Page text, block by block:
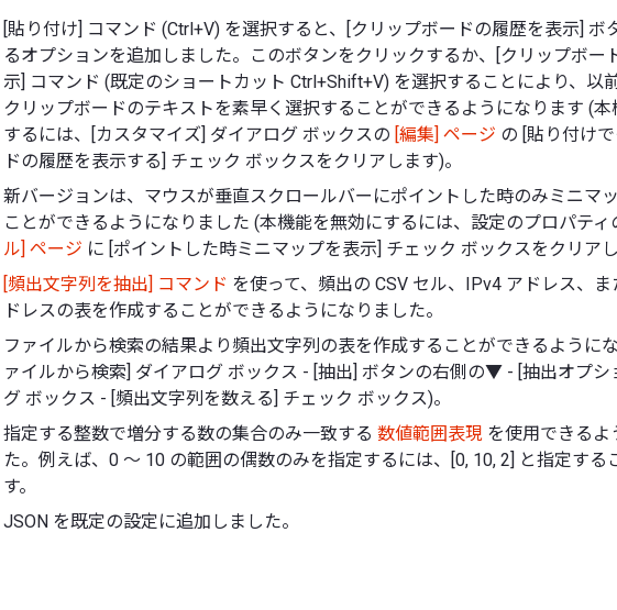
[貼り付け] コマンド (Ctrl+V) を選択すると、[クリップボードの履歴を表示] ボ
るオプションを追加しました。このボタンをクリックするか、[クリップボー
示] コマンド (既定のショートカット Ctrl+Shift+V) を選択することにより、以
クリップボードのテキストを素早く選択することができるようになります (本
するには、[カスタマイズ] ダイアログ ボックスの [編集] ページ の [貼り付け
ドの履歴を表示する] チェック ボックスをクリアします)。
新バージョンは、マウスが垂直スクロールバーにポイントした時のみミニマ
ことができるようになりました (本機能を無効にするには、設定のプロパティ
ル] ページ に [ポイントした時ミニマップを表示] チェック ボックスをクリアし
[頻出文字列を抽出] コマンド を使って、頻出の CSV セル、IPv4 アドレス、
ドレスの表を作成することができるようになりました。
ファイルから検索の結果より頻出文字列の表を作成することができるように
ァイルから検索] ダイアログ ボックス - [抽出] ボタンの右側の▼ - [抽出オプシ
グ ボックス - [頻出文字列を数える] チェック ボックス)。
指定する整数で増分する数の集合のみ一致する 数値範囲表現 を使用できるよ
た。例えば、0 ～ 10 の範囲の偶数のみを指定するには、[0, 10, 2] と指定する
す。
JSON を既定の設定に追加しました。